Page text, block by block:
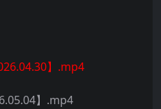
】.mp4
】.mp4